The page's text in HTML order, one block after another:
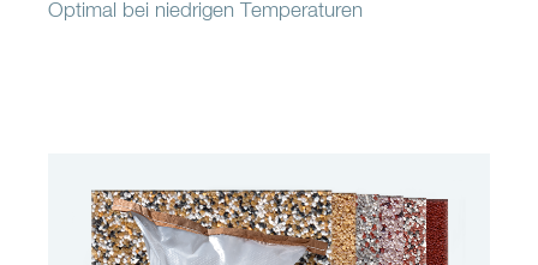
Optimal bei niedrigen Temperaturen